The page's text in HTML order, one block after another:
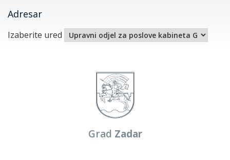
Adresar
Izaberite ured
Grad Zadar